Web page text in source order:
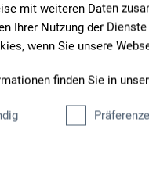
mit weiteren Daten
Ihrer Nutzung der
wenn Sie unsere
finden Sie in